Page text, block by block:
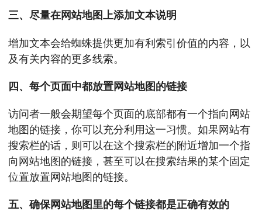
三、尽量在网站地图上添加文本说明
增加文本会给蜘蛛提供更加有利索引价值的内容，以
及有关内容的更多线索。
四、每个页面中都放置网站地图的链接
访问者一般会期望每个页面的底部都有一个指向网站
地图的链接，你可以充分利用这一习惯。如果网站有
搜索栏的话，则可以在这个搜索栏的附近增加一个指
向网站地图的链接，甚至可以在搜索结果的某个固定
位置放置网站地图的链接。
五、确保网站地图里的每个链接都是正确有效的